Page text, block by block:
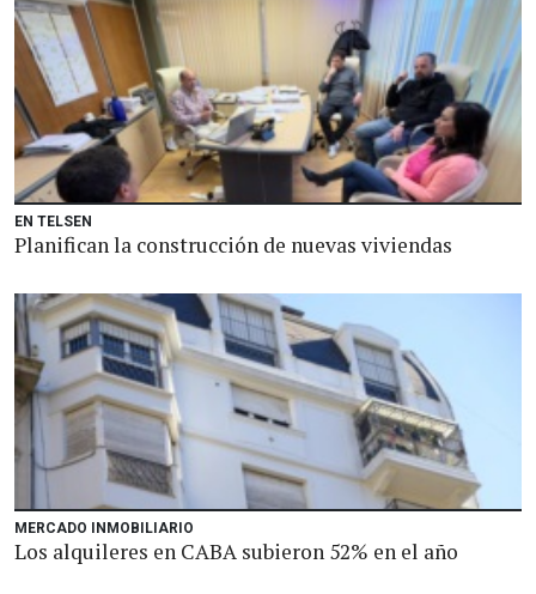
EN TELSEN
Planifican la construcción de nuevas viviendas
MERCADO INMOBILIARIO
Los alquileres en CABA subieron 52% en el año